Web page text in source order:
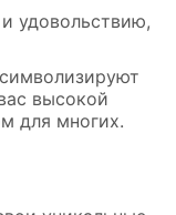
удовольствию,
высокой
для многих.